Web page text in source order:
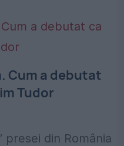
Cum a debutat
Tudor
presei din România